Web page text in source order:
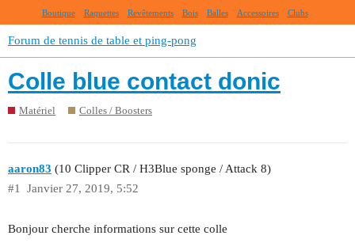
Boutique Raquettes Revêtements Bois Balles Accessoires Clubs
Forum de tennis de table et ping-pong
Colle blue contact donic
Matériel Colles / Boosters
aaron83 (10 Clipper CR / H3Blue sponge / Attack 8)
Janvier 27, 2019, 5:52
#1
Bonjour cherche informations sur cette colle